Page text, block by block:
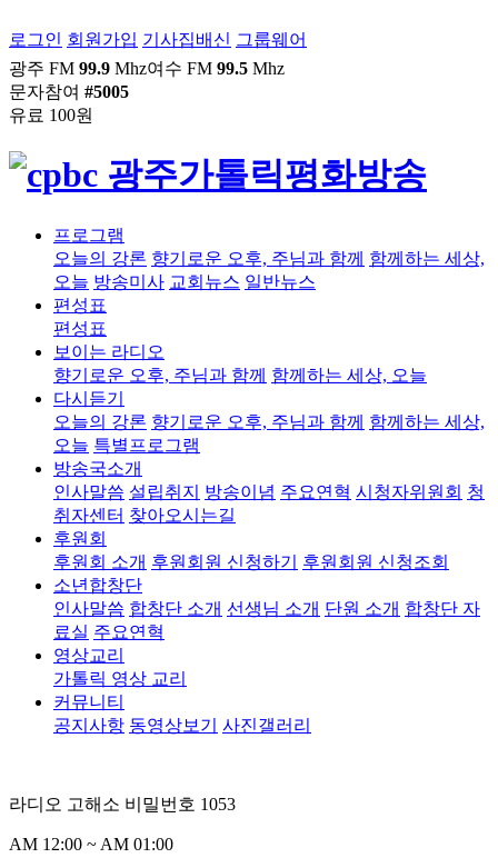
로그인 회원가입 기사집배신 그룹웨어
광주 FM 99.9 Mhz여수 FM 99.5 Mhz
문자참여 #5005
유료 100원
프로그램
오늘의 강론 향기로운 오후, 주님과 함께 함께하는 세상,
오늘 방송미사 교회뉴스 일반뉴스
편성표
편성표
보이는 라디오
향기로운 오후, 주님과 함께 함께하는 세상, 오늘
다시듣기
오늘의 강론 향기로운 오후, 주님과 함께 함께하는 세상,
오늘 특별프로그램
방송국소개
인사말씀 설립취지 방송이념 주요연혁 시청자위원회 청
취자센터 찾아오시는길
후원회
후원회 소개 후원회원 신청하기
후원회원 신청조회
소년합창단
인사말씀 합창단 소개 선생님 소개 단원 소개 합창단 자
료실 주요연혁
영상교리
가톨릭 영상 교리
커뮤니티
공지사항 동영상보기 사진갤러리
라디오 고해소 비밀번호 1053
AM 12:00 ~ AM 01:00